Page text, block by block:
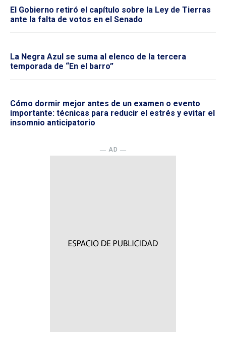
El Gobierno retiró el capítulo sobre la Ley de Tierras
ante la falta de votos en el Senado
La Negra Azul se suma al elenco de la tercera
temporada de “En el barro”
Cómo dormir mejor antes de un examen o evento
importante: técnicas para reducir el estrés y evitar el
insomnio anticipatorio
― AD ―